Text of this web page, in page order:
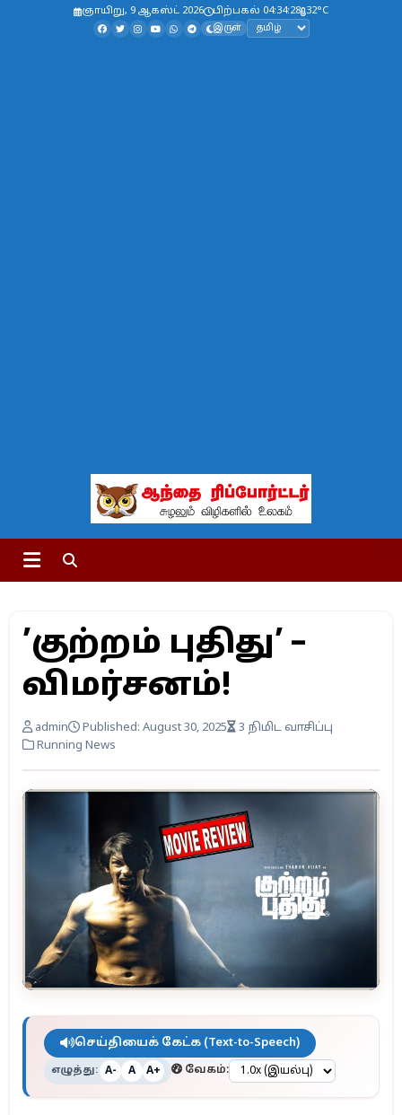
ஞாயிறு, 9 ஆகஸ்ட் 2026 பிற்பகல் 04:34:29 32°C
இருள்
’குற்றம் புதிது’ –
விமர்சனம்!
admin Published: August 30, 2025
3 நிமிட வாசிப்பு
Running News
செய்தியைக் கேட்க (Text-to-Speech)
எழுத்து: A- A A+ வேகம்: